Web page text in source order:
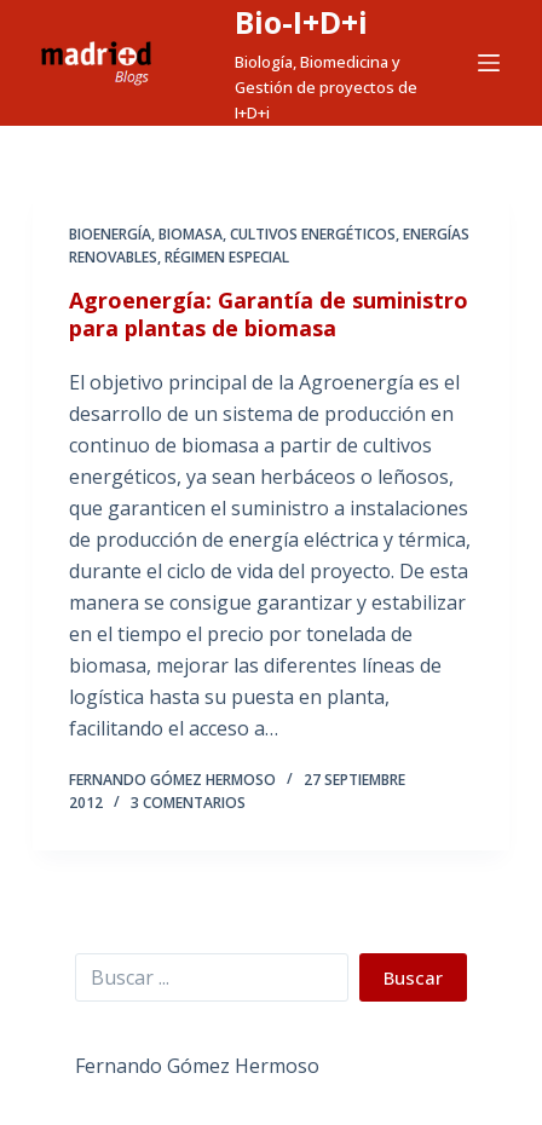
t
Bio-I+D+i
Biología, Biomedicina y
Gestión de proyectos de
I+D+i
BIOENERGÍA,BIOMASA,CULTIVOS ENERGÉTICOS,ENERGÍAS
RENOVABLES,RÉGIMEN ESPECIAL
Agroenergía: Garantía de suministro
para plantas de biomasa
El objetivo principal de la Agroenergía es el
desarrollo de un sistema de producción en
continuo de biomasa a partir de cultivos
energéticos, ya sean herbáceos o leñosos,
que garanticen el suministro a instalaciones
de producción de energía eléctrica y térmica,
durante el ciclo de vida del proyecto. De esta
manera se consigue garantizar y estabilizar
en el tiempo el precio por tonelada de
biomasa, mejorar las diferentes líneas de
logística hasta su puesta en planta,
facilitando el acceso a…
FERNANDO GÓMEZ HERMOSO
27 SEPTIEMBRE
2012
3 COMENTARIOS
Buscar Buscar
Fernando Gómez Hermoso